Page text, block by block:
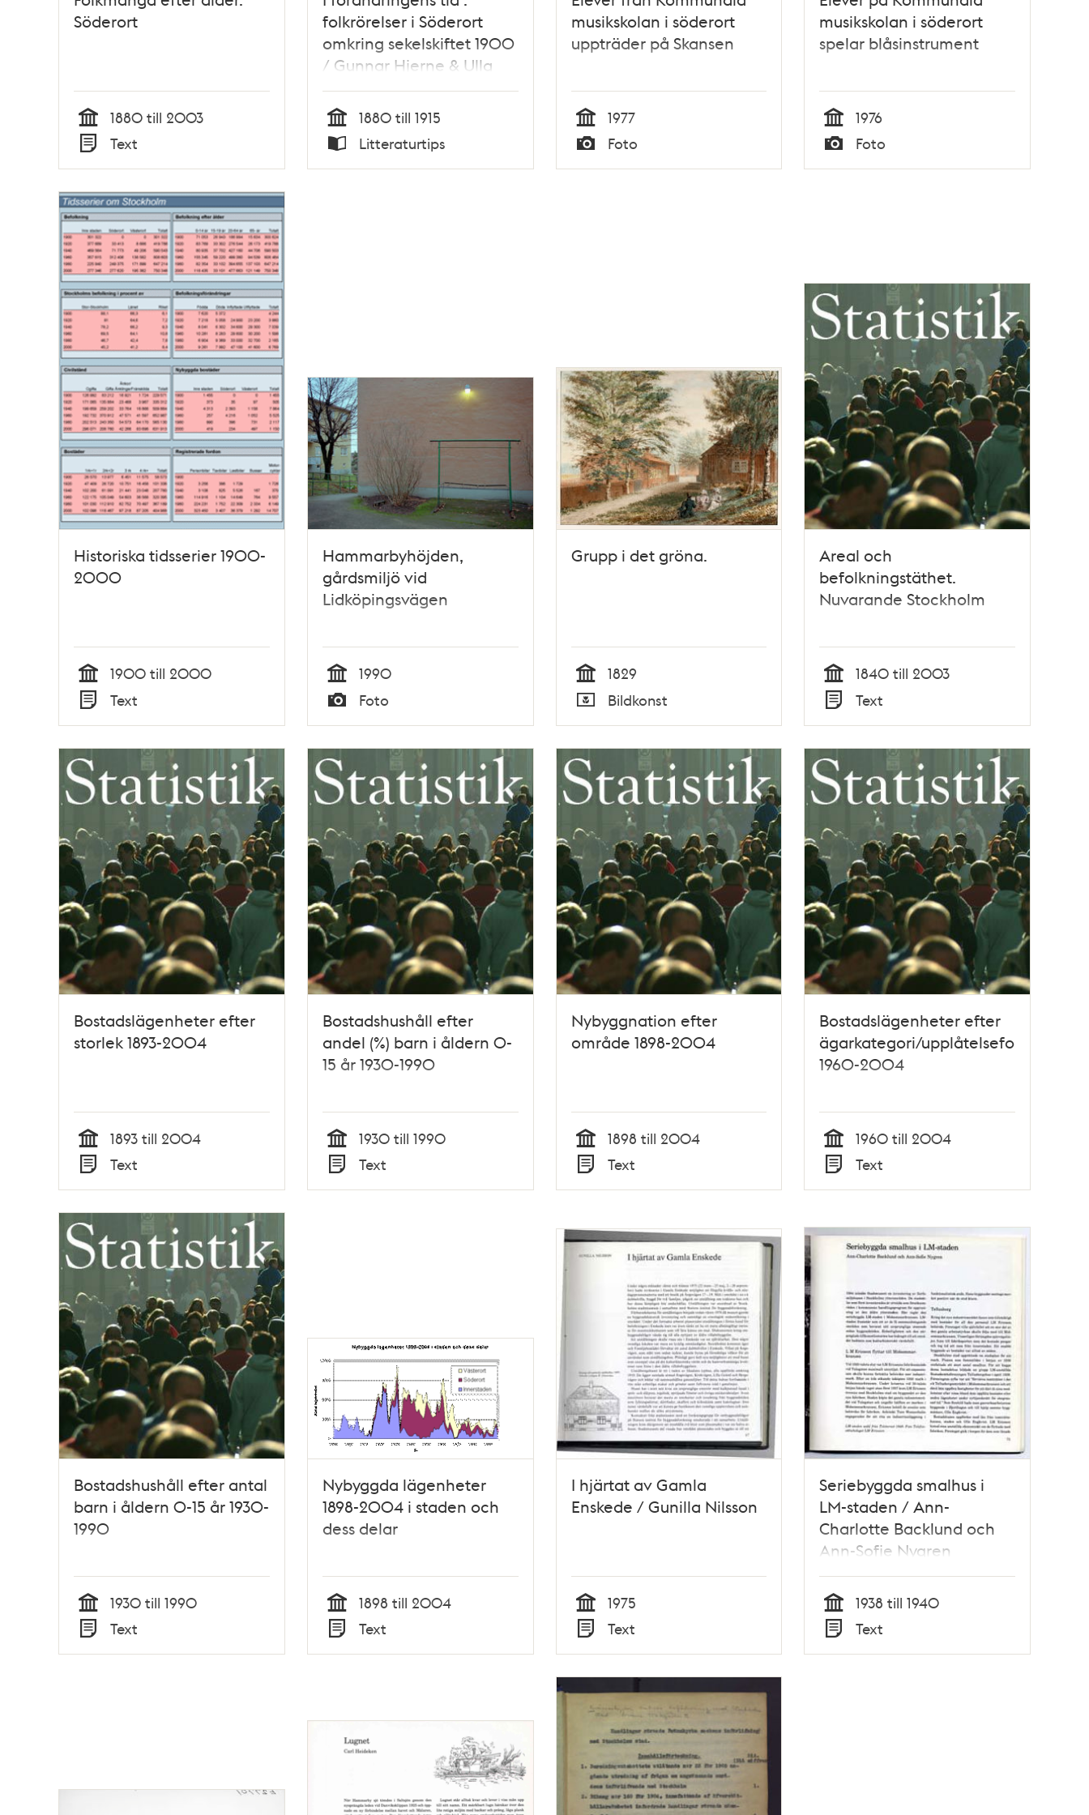
Söderort
Tid
1880 till 2003
Typ
Text
folkrörelser i Söderort
omkring sekelskiftet 1900
/ Gunnar Hjerne & Ulla
Karlsson
Tid
1880 till 1915
Typ
Litteraturtips
musikskolan i söderort
uppträder på Skansen
Tid
1977
Typ
Foto
musikskolan i söderort
spelar blåsinstrument
Tid
1976
Typ
Foto
Historiska tidsserier 1900-
2000
Tid
1900 till 2000
Typ
Text
Hammarbyhöjden,
gårdsmiljö vid
Lidköpingsvägen
Tid
1990
Typ
Foto
Grupp i det gröna.
Tid
1829
Typ
Bildkonst
Areal och
befolkningstäthet.
Nuvarande Stockholm
Tid
1840 till 2003
Typ
Text
Bostadslägenheter efter
storlek 1893-2004
Tid
1893 till 2004
Typ
Text
Bostadshushåll efter
andel (%) barn i åldern 0-
15 år 1930-1990
Tid
1930 till 1990
Typ
Text
Nybyggnation efter
område 1898-2004
Tid
1898 till 2004
Typ
Text
Bostadslägenheter efter
ägarkategori/upplåtelseform
1960-2004
Tid
1960 till 2004
Typ
Text
Bostadshushåll efter antal
barn i åldern 0-15 år 1930-
1990
Tid
1930 till 1990
Typ
Text
Nybyggda lägenheter
1898-2004 i staden och
dess delar
Tid
1898 till 2004
Typ
Text
I hjärtat av Gamla
Enskede / Gunilla Nilsson
Tid
1975
Typ
Text
Seriebyggda smalhus i
LM-staden / Ann-
Charlotte Backlund och
Ann-Sofie Nygren
Tid
1938 till 1940
Typ
Text